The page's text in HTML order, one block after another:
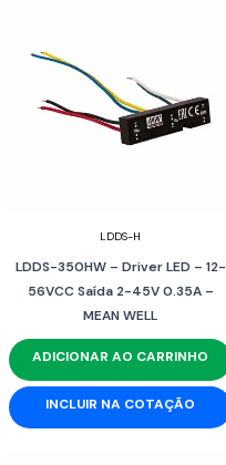
LDDS-H
LDDS-350HW – Driver LED – 12-
56VCC Saída 2-45V 0.35A –
MEAN WELL
ADICIONAR AO CARRINHO
INCLUIR NA COTAÇÃO